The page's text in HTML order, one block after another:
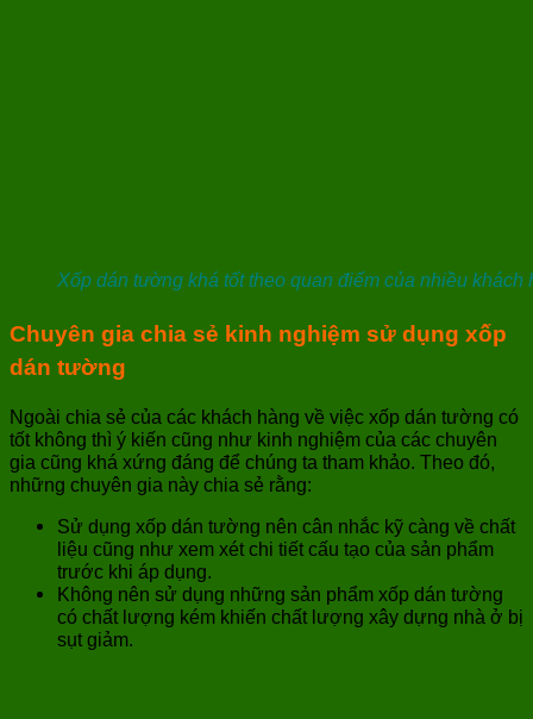
Xốp dán tường khá tốt theo quan điểm của nhiều
Chuyên gia chia sẻ kinh nghiệm sử dụng xốp
dán tường
Ngoài chia sẻ của các khách hàng về việc xốp dán tường có
tốt không thì ý kiến cũng như kinh nghiệm của các chuyên
gia cũng khá xứng đáng để chúng ta tham khảo. Theo đó,
những chuyên gia này chia sẻ rằng:
Sử dụng xốp dán tường nên cân nhắc kỹ càng về chất
liệu cũng như xem xét chi tiết cấu tạo của sản phẩm
trước khi áp dụng.
Không nên sử dụng những sản phẩm xốp dán tường
có chất lượng kém khiến chất lượng xây dựng nhà ở bị
sụt giảm.